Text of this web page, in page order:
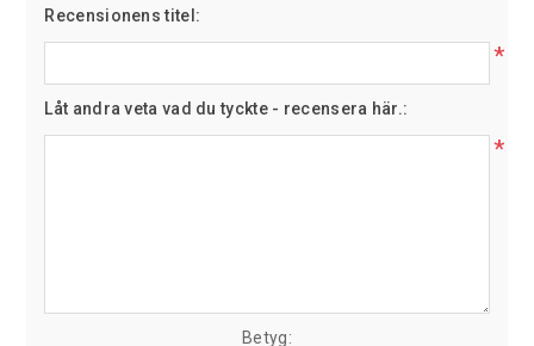
Recensionens titel:
*
Låt andra veta vad du tyckte - recensera här.:
*
Betyg: